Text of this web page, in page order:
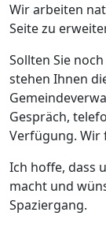
Wir arbeiten
Seite zu
Sollten Sie
stehen Ihnen
Gespräch,
Verfügung. Wir
Ich hoffe, dass
macht und
Spaziergang.